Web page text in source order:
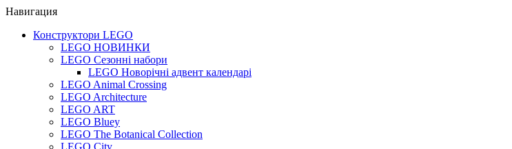
Навигация
Конструктори LEGO
LEGO НОВИНКИ
LEGO Сезонні набори
LEGO Новорічні адвент календарі
LEGO Animal Crossing
LEGO Architecture
LEGO ART
LEGO Bluey
LEGO The Botanical Collection
LEGO City